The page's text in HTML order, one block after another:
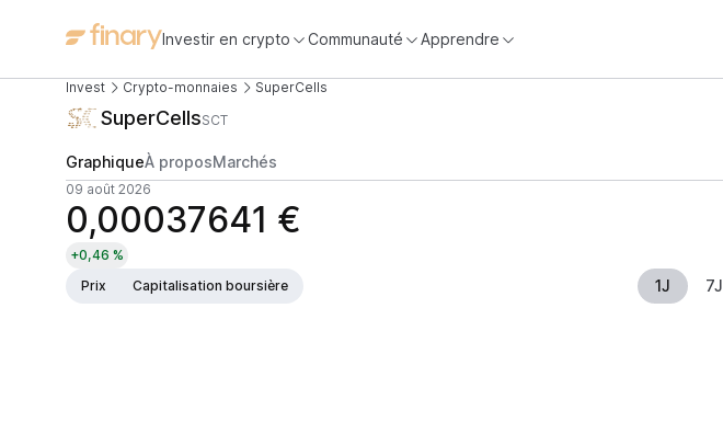
Investir en crypto Communauté Apprendre
Invest Crypto-monnaies SuperCells
SuperCellsSCT
GraphiqueÀ proposMarchés
09 août 2026
0,00037641 €
+0,46 %
Prix
Capitalisation boursière 1J 7J